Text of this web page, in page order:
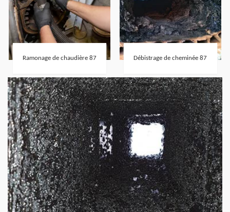
Ramonage de chaudière 87 Débistrage de cheminée 87